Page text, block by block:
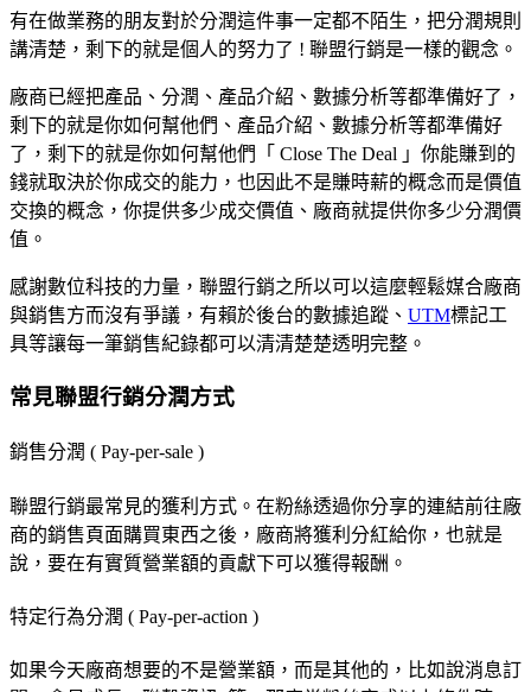
有在做業務的朋友對於分潤這件事一定都不陌生，把分潤規則
講清楚，剩下的就是個人的努力了 ! 聯盟行銷是一樣的觀念。
廠商已經把產品、分潤、產品介紹、數據分析等都準備好了，
剩下的就是你如何幫他們、產品介紹、數據分析等都準備好
了，剩下的就是你如何幫他們「 Close The Deal 」你能賺到的
錢就取決於你成交的能力，也因此不是賺時薪的概念而是價值
交換的概念，你提供多少成交價值、廠商就提供你多少分潤價
值。
感謝數位科技的力量，聯盟行銷之所以可以這麼輕鬆媒合廠商
與銷售方而沒有爭議，有賴於後台的數據追蹤、 UTM標記工
具等讓每一筆銷售紀錄都可以清清楚楚透明完整。
常見聯盟行銷分潤方式
銷售分潤 ( Pay-per-sale )
聯盟行銷最常見的獲利方式。在粉絲透過你分享的連結前往廠
商的銷售頁面購買東西之後，廠商將獲利分紅給你，也就是
說，要在有實質營業額的貢獻下可以獲得報酬。
特定行為分潤 ( Pay-per-action )
如果今天廠商想要的不是營業額，而是其他的，比如說消息訂